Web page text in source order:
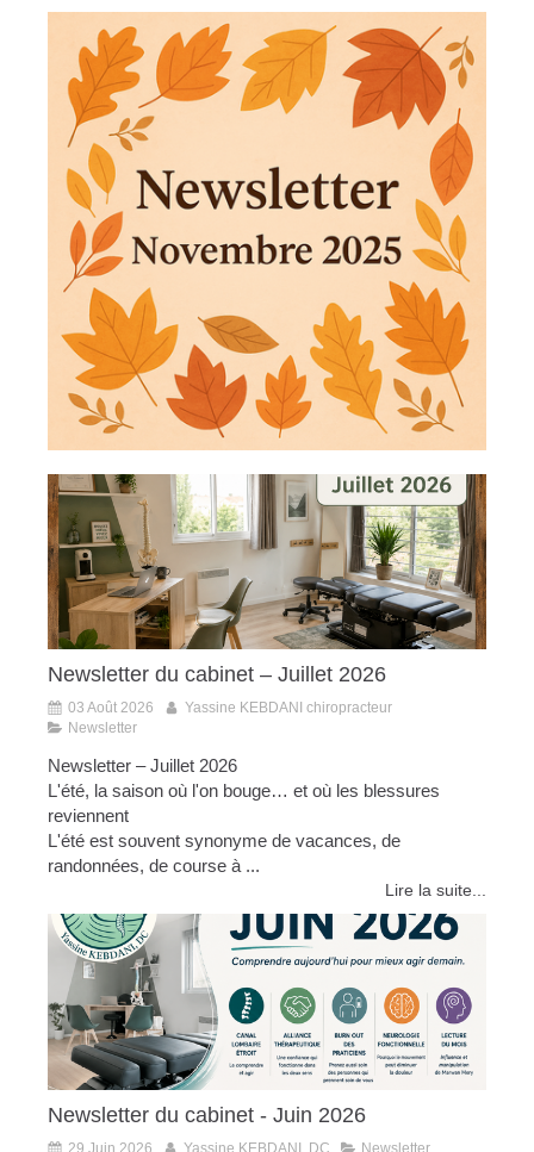
Newsletter du cabinet – Juillet 2026
03 Août 2026
Yassine KEBDANI chiropracteur
Newsletter
Newsletter – Juillet 2026
L'été, la saison où l'on bouge… et où les blessures
reviennent
L'été est souvent synonyme de vacances, de
randonnées, de course à ...
Lire la suite...
Newsletter du cabinet - Juin 2026
29 Juin 2026 Yassine KEBDANI, DC Newsletter